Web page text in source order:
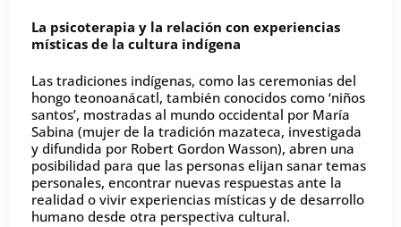
La psicoterapia y la relación con experiencias
místicas de la cultura indígena
Las tradiciones indígenas, como las ceremonias del
hongo teonoanácatl, también conocidos como ‘niños
santos’, mostradas al mundo occidental por María
Sabina (mujer de la tradición mazateca, investigada
y difundida por Robert Gordon Wasson), abren una
posibilidad para que las personas elijan sanar temas
personales, encontrar nuevas respuestas ante la
realidad o vivir experiencias místicas y de desarrollo
humano desde otra perspectiva cultural.